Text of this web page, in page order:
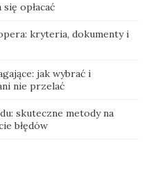
opłacać
kryteria, dokumenty i
jak wybrać i
nie przelać
skuteczne metody na
błędów